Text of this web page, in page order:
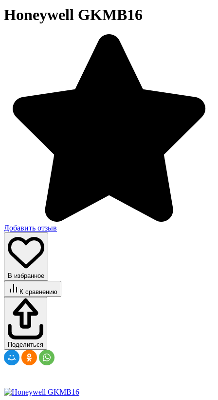
Honeywell GKMB16
Добавить отзыв
В избранное
К сравнению
Поделиться